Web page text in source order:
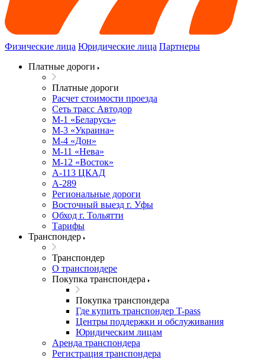
Физические лица Юридические лица Партнеры
Платные дороги
Платные дороги
Расчет стоимости проезда
Сеть трасс Автодор
М-1 «Беларусь»
М-3 «Украина»
М-4 «Дон»
М-11 «Нева»
М-12 «Восток»
А-113 ЦКАД
А-289
Региональные дороги
Восточный выезд г. Уфы
Обход г. Тольятти
Тарифы
Транспондер
Транспондер
О транспондере
Покупка транспондера
Покупка транспондера
Где купить транспондер T-pass
Центры поддержки и обслуживания
Юридическим лицам
Аренда транспондера
Регистрация транспондера